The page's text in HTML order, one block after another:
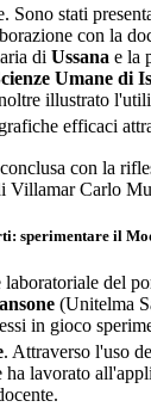
. Sono stati
con la
di Ussana e la
Umane di
illustrato
efficaci
con la
Villamar Carlo
sperimentare il
del
(Unitelma
in gioco
. Attraverso l'uso
ha lavorato
.